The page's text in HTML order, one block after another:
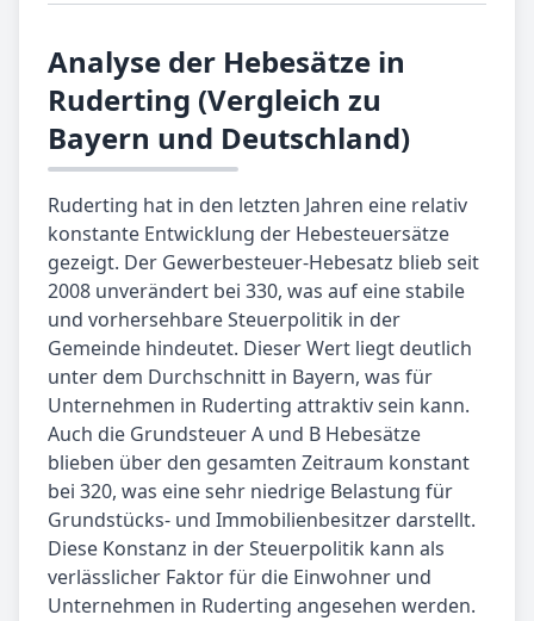
Analyse der Hebesätze in
Ruderting (Vergleich zu
Bayern und Deutschland)
Ruderting hat in den letzten Jahren eine relativ
konstante Entwicklung der Hebesteuersätze
gezeigt. Der Gewerbesteuer-Hebesatz blieb seit
2008 unverändert bei 330, was auf eine stabile
und vorhersehbare Steuerpolitik in der
Gemeinde hindeutet. Dieser Wert liegt deutlich
unter dem Durchschnitt in Bayern, was für
Unternehmen in Ruderting attraktiv sein kann.
Auch die Grundsteuer A und B Hebesätze
blieben über den gesamten Zeitraum konstant
bei 320, was eine sehr niedrige Belastung für
Grundstücks- und Immobilienbesitzer darstellt.
Diese Konstanz in der Steuerpolitik kann als
verlässlicher Faktor für die Einwohner und
Unternehmen in Ruderting angesehen werden.